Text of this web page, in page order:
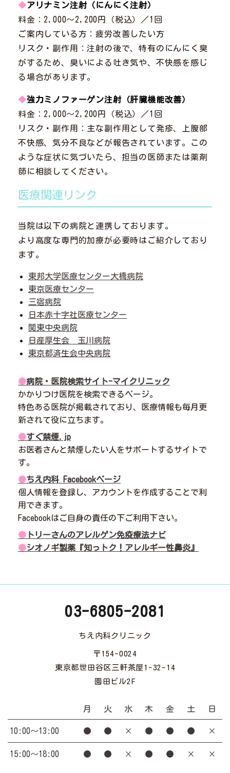
◆アリナミン注射（にんにく注射）
料金：2,000～2,200円（税込）／1回
ご案内している方：疲労改善したい方
リスク・副作用：注射の後で、特有のにんにく臭
がするため、臭いによる吐き気や、不快感を感じ
る場合があります。
◆強力ミノファーゲン注射（肝臓機能改善）
料金：2,000～2,200円（税込）／1回
リスク・副作用：主な副作用として発疹、上腹部
不快感、気分不良などが報告されています。この
ような症状に気づいたら、担当の医師または薬剤
師に相談してください。
医療関連リンク
当院は以下の病院と連携しております。
より高度な専門的加療が必要時はご紹介しており
ます。
東邦大学医療センター大橋病院
東京医療センター
三宿病院
日本赤十字社医療センター
関東中央病院
日産厚生会 玉川病院
東京都済生会中央病院
●病院・医院検索サイト-マイクリニック
かかりつけ医院を検索できるページ。
特色ある医院が掲載されており、医療情報も毎月更
新されて役に立ちます。
●すぐ禁煙.jp
お医者さんと禁煙したい人をサポートするサイトで
す。
●ちえ内科 Facebookページ
個人情報を登録し、アカウントを作成することで利
用できます。
Facebookはご自身の責任の下ご利用下さい。
● トリーさんのアレルゲン免疫療法ナビ
●シオノギ製薬『知っトク！アレルギー性鼻炎』
03-6805-2081
ちえ内科クリニック
〒154-0024
東京都世田谷区三軒茶屋1-32-14
園田ビル2F
月 火 水 木 金 土 日
10:00～13:00 ● ● × ● ● ● ×
15:00～18:00 ● ● × ● ● × ×